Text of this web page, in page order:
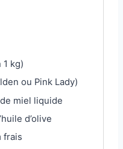
kg)
ou Pink Lady)
miel liquide
d’olive
frais